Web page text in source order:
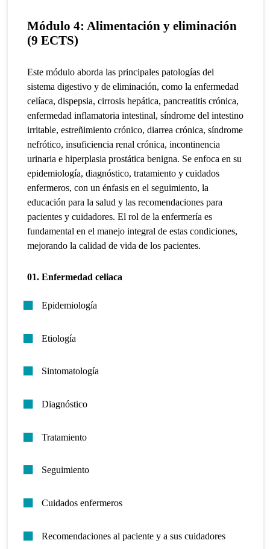
Módulo 4: Alimentación y eliminación
(9 ECTS)
Este módulo aborda las principales patologías del
sistema digestivo y de eliminación, como la enfermedad
celíaca, dispepsia, cirrosis hepática, pancreatitis crónica,
enfermedad inflamatoria intestinal, síndrome del intestino
irritable, estreñimiento crónico, diarrea crónica, síndrome
nefrótico, insuficiencia renal crónica, incontinencia
urinaria e hiperplasia prostática benigna. Se enfoca en su
epidemiología, diagnóstico, tratamiento y cuidados
enfermeros, con un énfasis en el seguimiento, la
educación para la salud y las recomendaciones para
pacientes y cuidadores. El rol de la enfermería es
fundamental en el manejo integral de estas condiciones,
mejorando la calidad de vida de los pacientes.
01. Enfermedad celiaca
Epidemiología
Etiología
Sintomatología
Diagnóstico
Tratamiento
Seguimiento
Cuidados enfermeros
Recomendaciones al paciente y a sus cuidadores